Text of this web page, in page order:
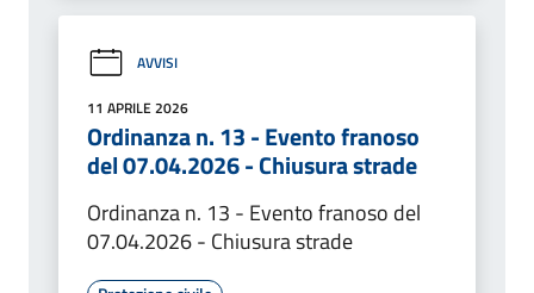
AVVISI
11 APRILE 2026
Ordinanza n. 13 - Evento franoso
del 07.04.2026 - Chiusura strade
Ordinanza n. 13 - Evento franoso del
07.04.2026 - Chiusura strade